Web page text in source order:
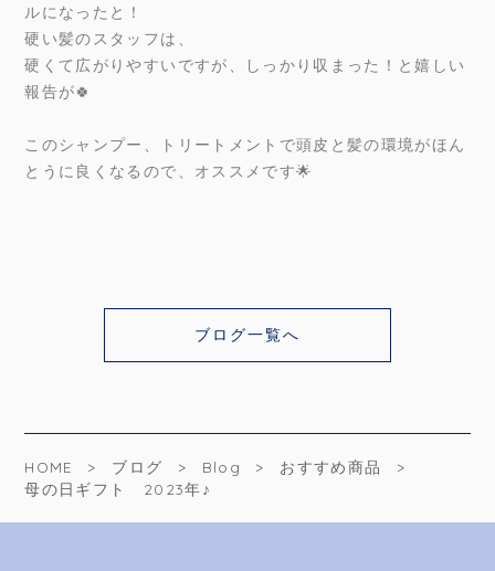
ルになったと！
硬い髪のスタッフは、
硬くて広がりやすいですが、しっかり収まった！と嬉しい
報告が🍀
このシャンプー、トリートメントで頭皮と髪の環境がほん
とうに良くなるので、オススメです🌟
ブログ一覧へ
HOME ブログ Blog
おすすめ商品
母の日ギフト 2023年♪